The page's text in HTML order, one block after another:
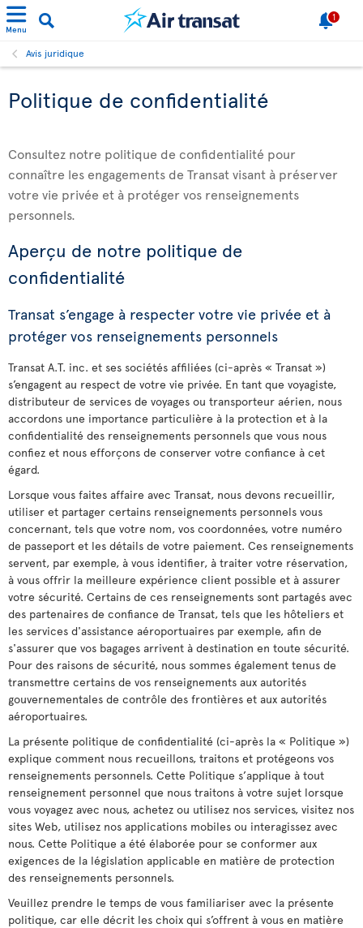
Menu
1
Avis juridique
Politique de confidentialité
Consultez notre politique de confidentialité pour
connaître les engagements de Transat visant à préserver
votre vie privée et à protéger vos renseignements
personnels.
Aperçu de notre politique de
confidentialité
Transat s’engage à respecter votre vie privée et à
protéger vos renseignements personnels
Transat A.T. inc. et ses sociétés affiliées (ci-après « Transat »)
s’engagent au respect de votre vie privée. En tant que voyagiste,
distributeur de services de voyages ou transporteur aérien, nous
accordons une importance particulière à la protection et à la
confidentialité des renseignements personnels que vous nous
confiez et nous efforçons de conserver votre confiance à cet
égard.
Lorsque vous faites affaire avec Transat, nous devons recueillir,
utiliser et partager certains renseignements personnels vous
concernant, tels que votre nom, vos coordonnées, votre numéro
de passeport et les détails de votre paiement. Ces renseignements
servent, par exemple, à vous identifier, à traiter votre réservation,
à vous offrir la meilleure expérience client possible et à assurer
votre sécurité. Certains de ces renseignements sont partagés avec
des partenaires de confiance de Transat, tels que les hôteliers et
les services d'assistance aéroportuaires par exemple, afin de
s'assurer que vos bagages arrivent à destination en toute sécurité.
Pour des raisons de sécurité, nous sommes également tenus de
transmettre certains de vos renseignements aux autorités
gouvernementales de contrôle des frontières et aux autorités
aéroportuaires.
La présente politique de confidentialité (ci-après la « Politique »)
explique comment nous recueillons, traitons et protégeons vos
renseignements personnels. Cette Politique s’applique à tout
renseignement personnel que nous traitons à votre sujet lorsque
vous voyagez avec nous, achetez ou utilisez nos services, visitez nos
sites Web, utilisez nos applications mobiles ou interagissez avec
nous. Cette Politique a été élaborée pour se conformer aux
exigences de la législation applicable en matière de protection
des renseignements personnels.
Veuillez prendre le temps de vous familiariser avec la présente
politique, car elle décrit les choix qui s’offrent à vous en matière